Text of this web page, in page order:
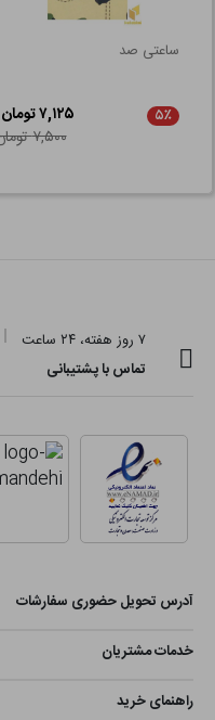
ساعتی صد
۵٪
۷,۱۲۵ تومان
۷,۵۰۰ تومان
۷ روز هفته، ۲۴ ساعت
تماس با پشتیبانی
آدرس تحویل حضوری سفارشات
خدمات مشتریان
راهنمای خرید